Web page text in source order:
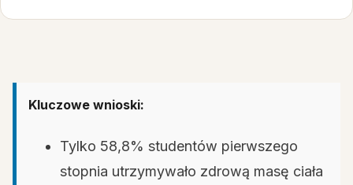
Kluczowe wnioski:
Tylko 58,8% studentów pierwszego
stopnia utrzymywało zdrową masę ciała